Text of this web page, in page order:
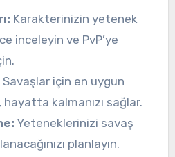
Karakterinizin yetenek
inceleyin ve PvP’ye
Savaşlar için en uygun
hayatta kalmanızı sağlar.
Yeteneklerinizi savaş
planlayın.